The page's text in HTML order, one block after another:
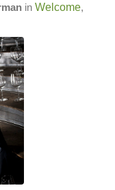
in Welcome,